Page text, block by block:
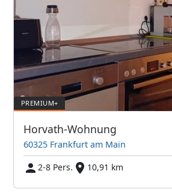
Horvath-Wohnung
60325 Frankfurt am Main
2-8 Pers.
10,91 km